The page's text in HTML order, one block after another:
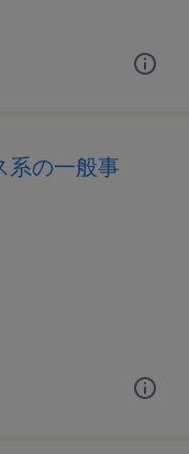
系の一般事